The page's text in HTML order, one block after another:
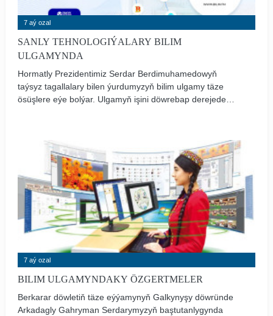
7 aý ozal
SANLY TEHNOLOGIÝALARY BILIM
ULGAMYNDA
Hormatly Prezidentimiz Serdar Berdimuhamedowyň
taýsyz tagallalary bilen ýurdumyzyň bilim ulgamy täze
ösüşlere eýe bolýar. Ulgamyň işini döwrebap derejede
tejribesinden ugur almak, sanly bilim ulgamyna geçmek
boýunça giň möçberli işler alnyp barylýar.
7 aý ozal
BILIM ULGAMYNDAKY ÖZGERTMELER
Berkarar döwletiň täze eýýamynyň Galkynyşy döwründe
Arkadagly Gahryman Serdarymyzyň baştutanlygynda